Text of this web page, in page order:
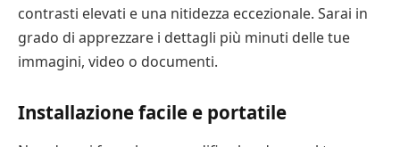
contrasti elevati e una nitidezza eccezionale. Sarai in
grado di apprezzare i dettagli più minuti delle tue
immagini, video o documenti.
Installazione facile e portatile